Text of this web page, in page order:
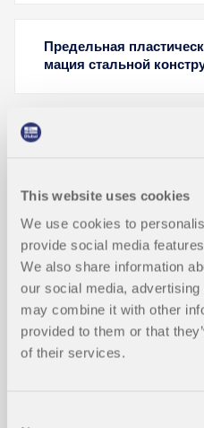
This website uses cookies
We use cookies to
provide social media
We also share information
our social media,
may combine it with other
provided to them or that
of their services.
Предельная
мация стальной
В статье
деформации 5% в
(Приложение C) как
нелинейного анализа
обеспечивающий
несущей способности за
упрочнения и рисками
Анализ толстых
ной узел» для RFEM
Предварительный
ых соединений